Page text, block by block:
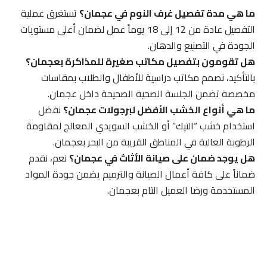
ما هي مدة تفصيل غرف النوم في عجمان؟تستغرق عملية
التفصيل عادة من 12 إلى 18 يوماً عمل لضمان أعلى مستويات
الجودة في التصنيع والدهان.
هل تقومون بتفصيل مكاتب صغيرة للمذاكرة بعجمان؟
بالتأكيد، نصمم مكاتب دراسية للأطفال والطلاب بمقاسات
مخصصة تضمن الجلسة الصحية الصحيحة داخل عجمان.
ما هي أنواع الخشب الأفضل لبرجولات عجمان؟نفضل
استخدام خشب “التيك” أو الخشب السويدي المعالج لمقاومة
الرطوبة العالية في المناطق القريبة من البحر بعجمان.
هل يوجد ضمان على صيانة الأثاث في عجمان؟نعم، نقدم
ضماناً على كافة أعمال الصيانة والترميم يضمن جودة المواد
المستخدمة ورضا العميل التام بعجمان.